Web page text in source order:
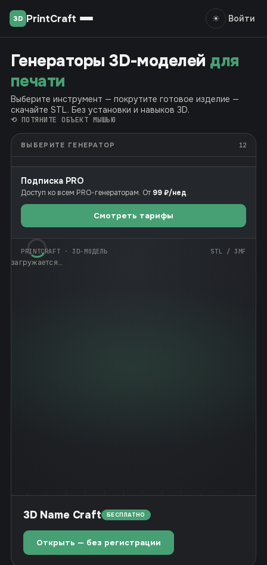
3D PrintCraft ☀ Войти
Генераторы 3D-моделей для
печати
Выберите инструмент — покрутите готовое изделие —
скачайте STL. Без установки и навыков 3D.
⟲ ПОТЯНИТЕ ОБЪЕКТ МЫШЬЮ
ВЫБЕРИТЕ ГЕНЕРАТОР 12
Подписка PRO
Доступ ко всем PRO-генераторам. От 99 ₽/нед.
Смотреть тарифы
PRINTCRAFT · 3D-МОДЕЛЬ STL / 3MF
загружается…
3D Name Craft БЕСПЛАТНО
Открыть — без регистрации